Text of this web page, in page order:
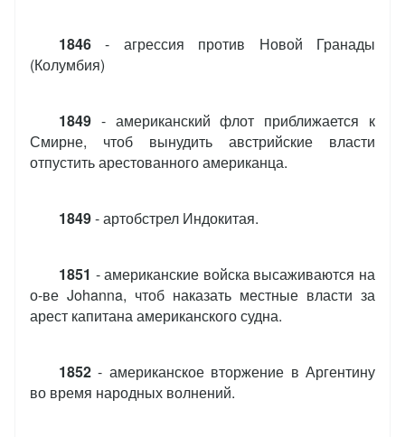
1846 - агрессия против Новой Гранады
(Колумбия)
1849 - американский флот приближается к
Смирне, чтоб вынудить австрийские власти
отпустить арестованного американца.
1849- артобстрел Индокитая.
1851 - американские войска высаживаются на
о-ве Johanna, чтоб наказать местные власти за
арест капитана американского судна.
1852 - американское вторжение в Аргентину
во время народных волнений.